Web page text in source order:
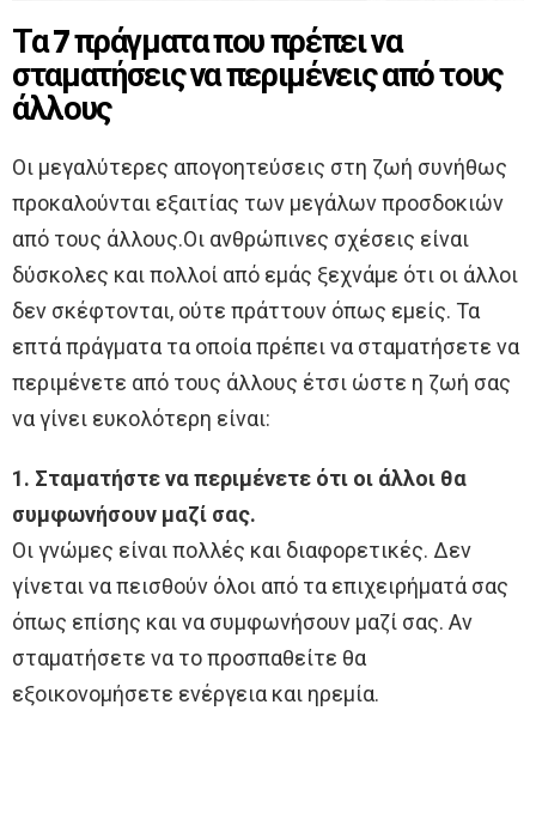
Τα 7 πράγματα που πρέπει να
σταματήσεις να περιμένεις από τους
άλλους
Οι μεγαλύτερες απογοητεύσεις στη ζωή συνήθως
προκαλούνται εξαιτίας των μεγάλων προσδοκιών
από τους άλλους.Οι ανθρώπινες σχέσεις είναι
δύσκολες και πολλοί από εμάς ξεχνάμε ότι οι άλλοι
δεν σκέφτονται, ούτε πράττουν όπως εμείς. Τα
επτά πράγματα τα οποία πρέπει να σταματήσετε να
περιμένετε από τους άλλους έτσι ώστε η ζωή σας
να γίνει ευκολότερη είναι:
1. Σταματήστε να περιμένετε ότι οι άλλοι θα
συμφωνήσουν μαζί σας.
Οι γνώμες είναι πολλές και διαφορετικές. Δεν
γίνεται να πεισθούν όλοι από τα επιχειρήματά σας
όπως επίσης και να συμφωνήσουν μαζί σας. Αν
σταματήσετε να το προσπαθείτε θα
εξοικονομήσετε ενέργεια και ηρεμία.